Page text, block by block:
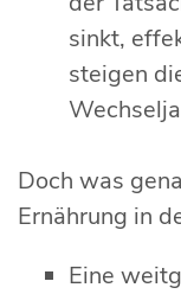
sinkt,
steigen
Doch was
Ernährung in
Eine